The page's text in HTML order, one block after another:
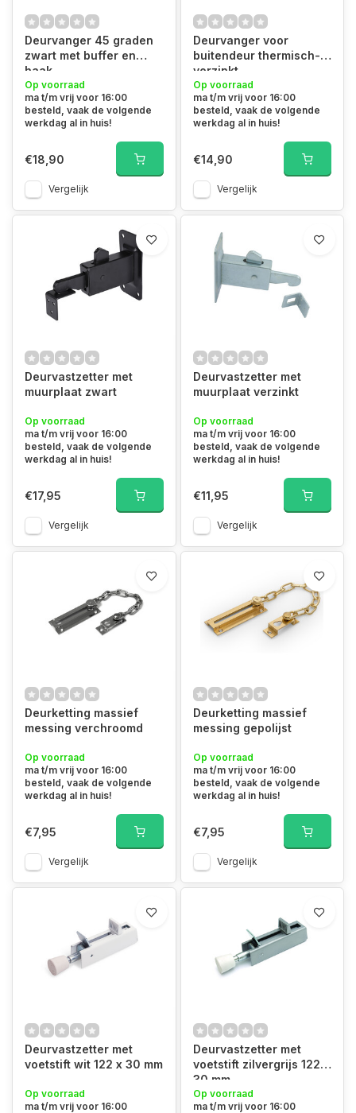
Deurvanger 45 graden
zwart met buffer en
haak
Op voorraad
ma t/m vrij voor 16:00
besteld, vaak de volgende
werkdag al in huis!
€18,90
Vergelijk
Deurvanger voor
buitendeur thermisch-
verzinkt
Op voorraad
ma t/m vrij voor 16:00
besteld, vaak de volgende
werkdag al in huis!
€14,90
Vergelijk
Deurvastzetter met
muurplaat zwart
Op voorraad
ma t/m vrij voor 16:00
besteld, vaak de volgende
werkdag al in huis!
€17,95
Vergelijk
Deurvastzetter met
muurplaat verzinkt
Op voorraad
ma t/m vrij voor 16:00
besteld, vaak de volgende
werkdag al in huis!
€11,95
Vergelijk
Deurketting massief
messing verchroomd
Op voorraad
ma t/m vrij voor 16:00
besteld, vaak de volgende
werkdag al in huis!
€7,95
Vergelijk
Deurketting massief
messing gepolijst
Op voorraad
ma t/m vrij voor 16:00
besteld, vaak de volgende
werkdag al in huis!
€7,95
Vergelijk
Deurvastzetter met
voetstift wit 122 x 30 mm
Op voorraad
ma t/m vrij voor 16:00
Deurvastzetter met
voetstift zilvergrijs 122 x
30 mm
Op voorraad
ma t/m vrij voor 16:00